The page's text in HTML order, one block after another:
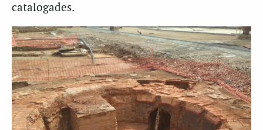
catalogades.